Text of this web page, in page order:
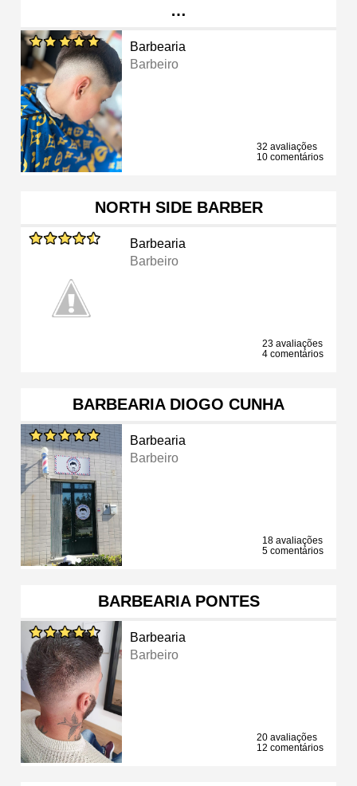
…
Barbearia
Barbeiro
32 avaliações
10 comentários
NORTH SIDE BARBER
Barbearia
Barbeiro
23 avaliações
4 comentários
BARBEARIA DIOGO CUNHA
Barbearia
Barbeiro
18 avaliações
5 comentários
BARBEARIA PONTES
Barbearia
Barbeiro
20 avaliações
12 comentários